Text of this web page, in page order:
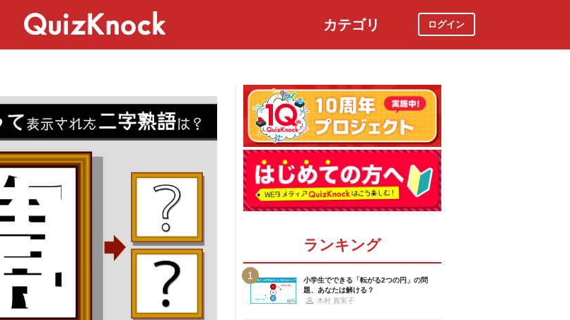
カテゴリ ログイン
ランキング
1
小学生でできる「転がる2つの円」の問
題、あなたは解ける？
木村 真実子